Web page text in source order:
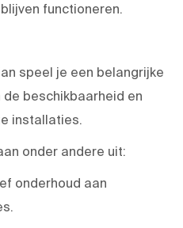
functioneren.
speel je een belangrijke
beschikbaarheid en
installaties.
onder andere uit:
onderhoud aan